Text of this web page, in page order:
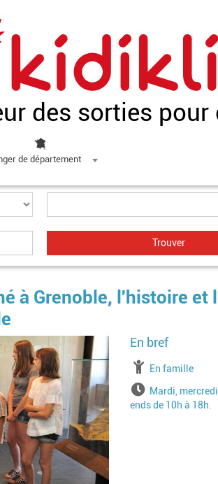
des sorties pour
de département
à Grenoble, l'histoire et
Image
à partir de
En famille
Horaires
Mardi,
ends de 10h à 18h.